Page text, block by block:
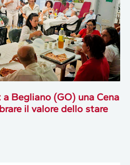
Begliano (GO) una Cena
il valore dello stare